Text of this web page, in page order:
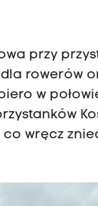
przy
rowerów
w
co wręcz